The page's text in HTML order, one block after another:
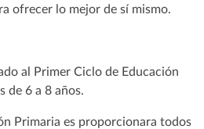
ofrecer lo mejor de sí mismo.
al Primer Ciclo de Educación
de 6 a 8 años.
Primaria es proporcionara todos